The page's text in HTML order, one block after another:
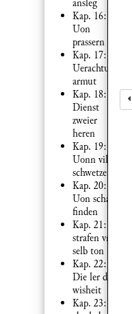
ansleg
Kap. 16:
Uon
prassern
Kap. 17:
Uerachtung
armut
Kap. 18:
Dienst
zweier
heren
Kap. 19:
Uonn vil
schwetzen
Kap. 20:
Uon schatz
finden
Kap. 21:
strafen vnd
selb ton
Kap. 22:
Die ler der
wisheit
Kap. 23: